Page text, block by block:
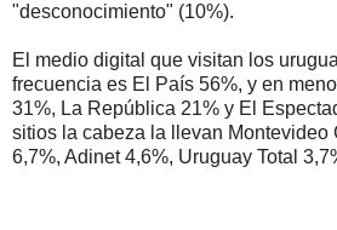
"desconocimiento" (10%).
El medio digital que visitan los
frecuencia es El País 56%, y en
31%, La República 21% y El
sitios la cabeza la llevan Montevideo
6,7%, Adinet 4,6%, Uruguay Total